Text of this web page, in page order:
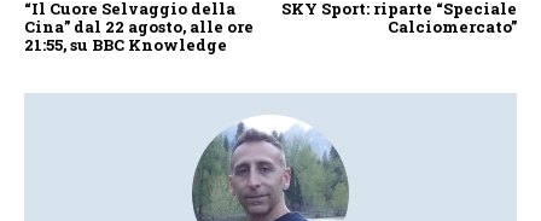
“Il Cuore Selvaggio della
Cina” dal 22 agosto, alle ore
21:55, su BBC Knowledge
SKY Sport: riparte “Speciale
Calciomercato”